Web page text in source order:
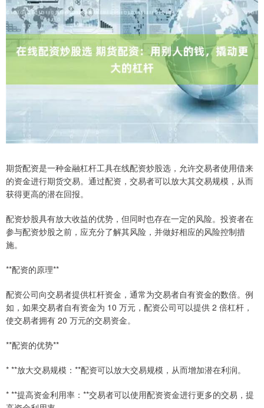
期货配资是一种金融杠杆工具在线配资炒股选，允许交易者使用借来
的资金进行期货交易。通过配资，交易者可以放大其交易规模，从而
获得更高的潜在回报。
配资炒股具有放大收益的优势，但同时也存在一定的风险。投资者在
参与配资炒股之前，应充分了解其风险，并做好相应的风险控制措
施。
**配资的原理**
配资公司向交易者提供杠杆资金，通常为交易者自有资金的数倍。例
如，如果交易者自有资金为 10 万元，配资公司可以提供 2 倍杠杆，
使交易者拥有 20 万元的交易资金。
**配资的优势**
* **放大交易规模：**配资可以放大交易规模，从而增加潜在利润。
* **提高资金利用率：**交易者可以使用配资资金进行更多的交易，提